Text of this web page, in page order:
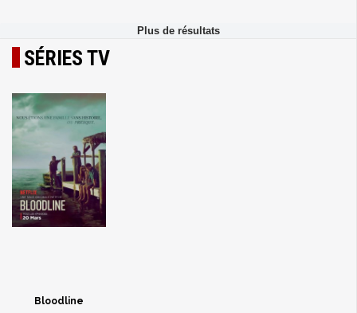
SÉRIES TV
Bloodline